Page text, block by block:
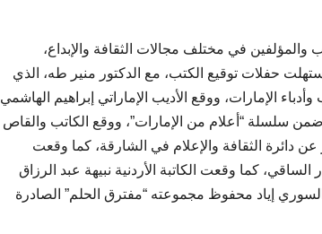
في مختلف مجالات الثقافة والإبداع،
حفلات توقيع الكتب، مع الدكتور منير طه، الذي
الإمارات، ووقع الأديب الإماراتي إبراهيم الهاشمي
سلسلة “أعلام من الإمارات”، ووقع الكاتب والقاص
عن دائرة الثقافة والإعلام في الشارقة، كما وقعت
كما وقعت الكاتبة الأردنية نبيهة عبد الرزاق
السوري إياد محفوظ مجموعته “مفترق الحلم” الصادرة